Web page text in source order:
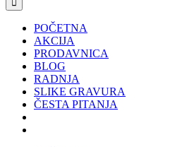
POČETNA
AKCIJA
PRODAVNICA
BLOG
RADNJA
SLIKE GRAVURA
ČESTA PITANJA